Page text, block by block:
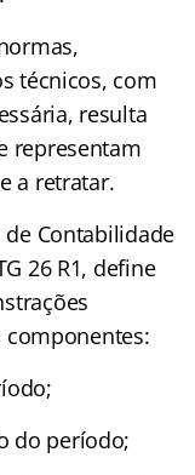
técnicos, com
resulta
representam
a retratar.
de Contabilidade
26 R1, define
do período;